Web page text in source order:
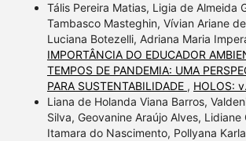
Tális Pereira Matias, Ligia de Almeida
Tambasco Masteghin, Vívian Ariane
Luciana Botezelli, Adriana Maria
IMPORTÂNCIA DO EDUCADOR
TEMPOS DE PANDEMIA: UMA
PARA SUSTENTABILIDADE , HOLOS:
Liana de Holanda Viana Barros,
Silva, Geovanine Araújo Alves, Lidiane
Itamara do Nascimento, Pollyana